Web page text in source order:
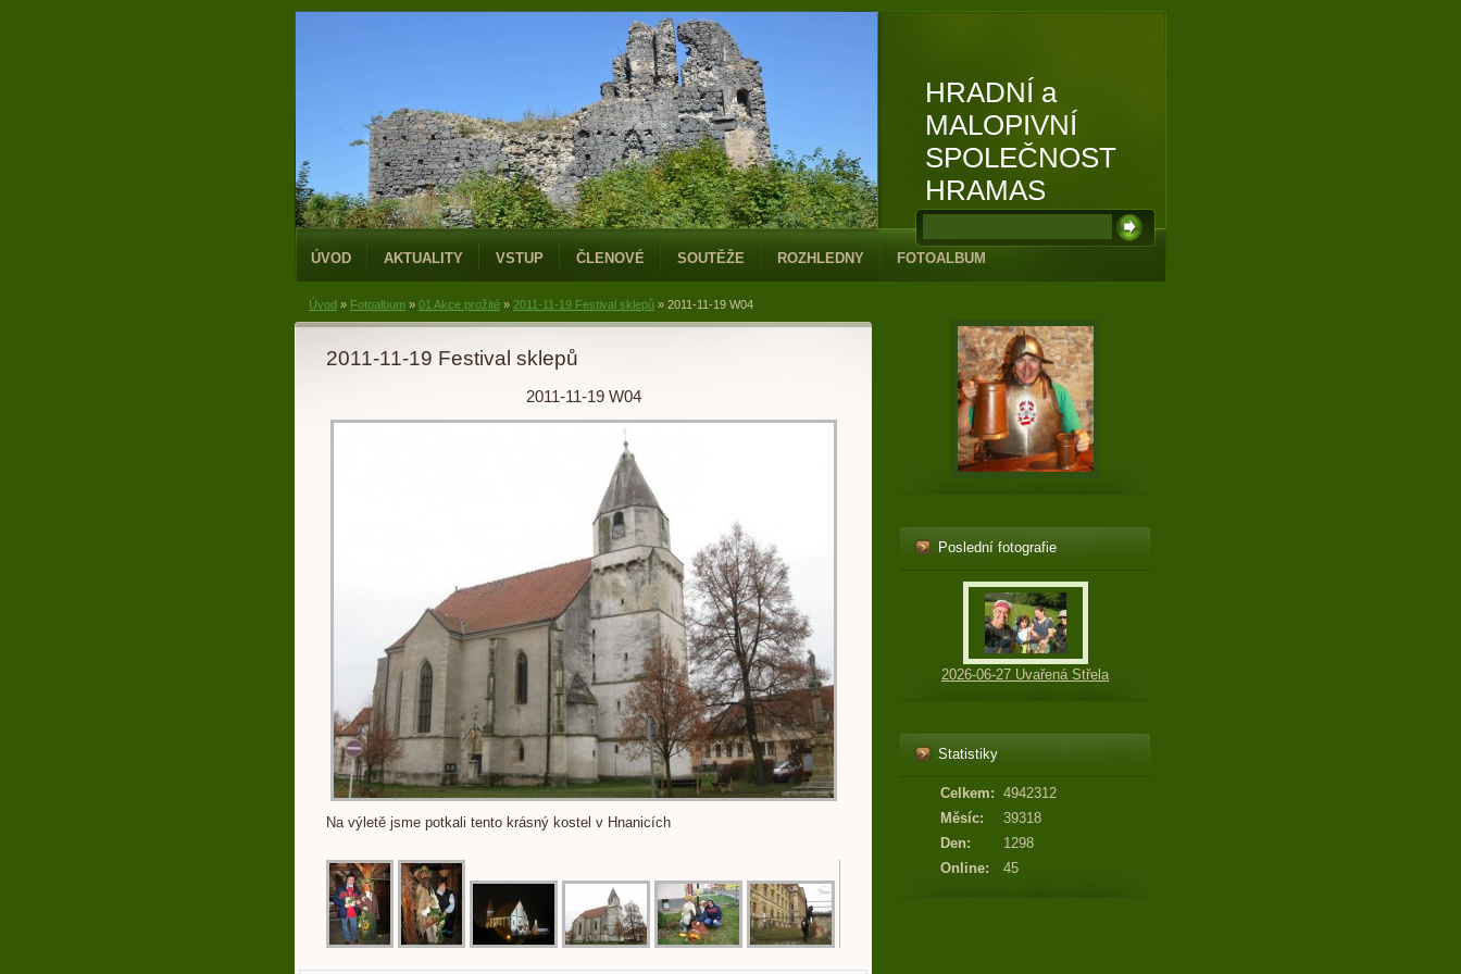
HRADNÍ a
MALOPIVNÍ
SPOLEČNOST
HRAMAS
ÚVOD AKTUALITY VSTUP ČLENOVÉ SOUTĚŽE ROZHLEDNY FOTOALBUM
Úvod » Fotoalbum » 01 Akce prožité » 2011-11-19 Festival sklepů » 2011-11-19 W04
2011-11-19 Festival sklepů
2011-11-19 W04
Na výletě jsme potkali tento krásný kostel v Hnanicích
Poslední fotografie
2026-06-27 Uvařená Střela
Statistiky
Online: 45
Celkem: 4942312
Měsíc:
39318
Den:
1298